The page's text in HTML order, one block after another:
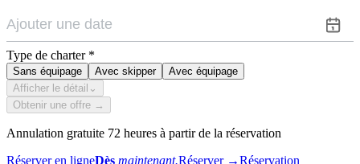
Type de charter *
Sans équipage Avec skipper
Avec équipage
Afficher le détail ⌄
Obtenir une offre →
Annulation gratuite 72 heures à partir de la réservation
Réserver en ligneDès maintenant.Réserver →Réservation